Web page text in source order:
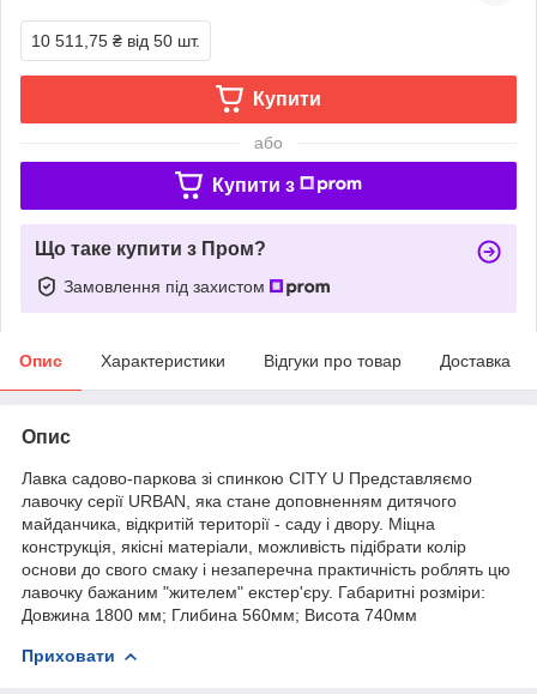
10 511,75 ₴ від 50 шт.
Купити
або
Купити з
Що таке купити з Пром?
Замовлення під захистом
Опис Характеристики Відгуки про товар Доставка
Опис
Лавка садово-паркова зі спинкою CITY U Представляємо
лавочку серії URBAN, яка стане доповненням дитячого
майданчика, відкритій території - саду і двору. Міцна
конструкція, якісні матеріали, можливість підібрати колір
основи до свого смаку і незаперечна практичність роблять цю
лавочку бажаним "жителем" екстер'єру. Габаритні розміри:
Довжина 1800 мм; Глибина 560мм; Висота 740мм
Приховати